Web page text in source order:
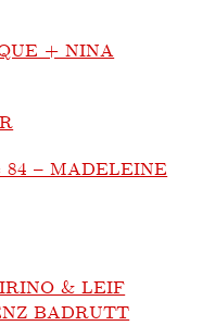
+ NINA
– MADELEINE
& LEIF
BADRUTT